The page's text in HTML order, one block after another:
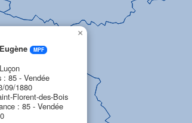
MPF
: 85 - Vendée
09/1880
Florent-des-Bois
: 85 - Vendée
×